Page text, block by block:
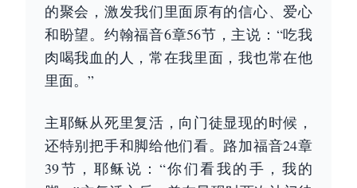
的聚会，激发我们里面原有的信心、爱心
和盼望。约翰福音6章56节，主说：“吃我
肉喝我血的人，常在我里面，我也常在他
里面。”
主耶稣从死里复活，向门徒显现的时候，
还特别把手和脚给他们看。路加福音24章
39节，耶稣说：“你们看我的手，我的